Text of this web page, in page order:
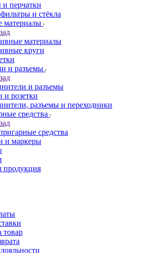
и перчатки
и стёкла
материалы
материалы
круги
и разъемы
и разъемы
и розетки
разъемы и переходники
средства
средства
и маркеры
продукция
товар